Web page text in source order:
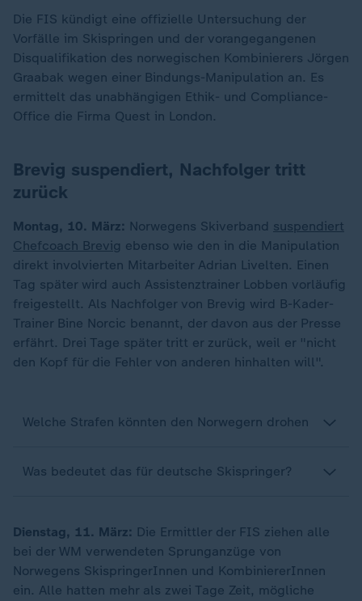
Die FIS kündigt eine offizielle Untersuchung der
Vorfälle im Skispringen und der vorangegangenen
Disqualifikation des norwegischen Kombinierers Jörgen
Graabak wegen einer Bindungs-Manipulation an. Es
ermittelt das unabhängigen Ethik- und Compliance-
Office die Firma Quest in London.
Brevig suspendiert, Nachfolger tritt
zurück
Montag, 10. März: Norwegens Skiverband suspendiert
Chefcoach Brevig ebenso wie den in die Manipulation
direkt involvierten Mitarbeiter Adrian Livelten. Einen
Tag später wird auch Assistenztrainer Lobben vorläufig
freigestellt. Als Nachfolger von Brevig wird B-Kader-
Trainer Bine Norcic benannt, der davon aus der Presse
erfährt. Drei Tage später tritt er zurück, weil er "nicht
den Kopf für die Fehler von anderen hinhalten will".
Welche Strafen könnten den Norwegern drohen
Was bedeutet das für deutsche Skispringer?
Dienstag, 11. März: Die Ermittler der FIS ziehen alle
bei der WM verwendeten Sprunganzüge von
Norwegens SkispringerInnen und KombiniererInnen
ein. Alle hatten mehr als zwei Tage Zeit, mögliche